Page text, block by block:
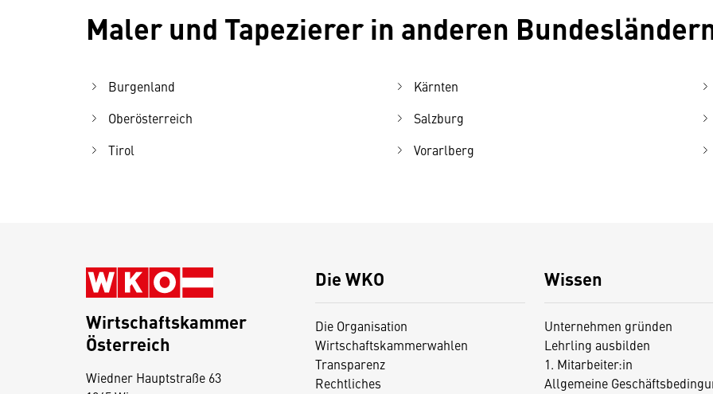
Maler und Tapezierer in anderen
Burgenland
Kärnten
Oberösterreich
Salzburg
Tirol
Vorarlberg
Die WKO
Die Organisation
Wirtschaftskammerwahlen
Transparenz
Rechtliches
Wissen
Unternehmen gründen
Lehrling ausbilden
1. Mitarbeiter:in
Allgemeine
Wirtschaftskammer
Österreich
Wiedner Hauptstraße 63